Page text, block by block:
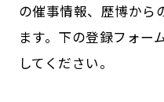
の催事情報、歴博から
ます。下の登録フォー
してください。